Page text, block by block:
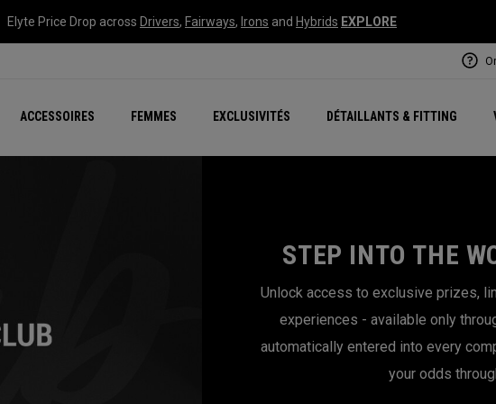
Elyte Price Drop across Drivers, Fairways, Irons and Hybrids EXPLORE
ACCESSOIRES FEMMES EXCLUSIVITÉS DÉTAILLANTS & FITTING
Nouvelle série – Quantum
Famille Chrome Soft
Chrome Tour : Majeur De Juillet
New - REVA Complete Sets
Online Selector Tools
STEP INTO THE
Unlock access to exclusive prizes,
experiences - available only
automatically entered into every
your odds